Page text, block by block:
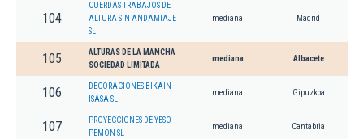
104
CUERDAS TRABAJOS DE
ALTURA SIN ANDAMIAJE
SL
mediana Madrid
105
ALTURAS DE LA MANCHA
SOCIEDAD LIMITADA
mediana Albacete
106
DECORACIONES BIKAIN
ISASA SL
mediana Gipuzkoa
107
PROYECCIONES DE YESO
PEMON SL
mediana Cantabria